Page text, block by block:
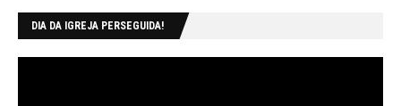
DIA DA IGREJA PERSEGUIDA!